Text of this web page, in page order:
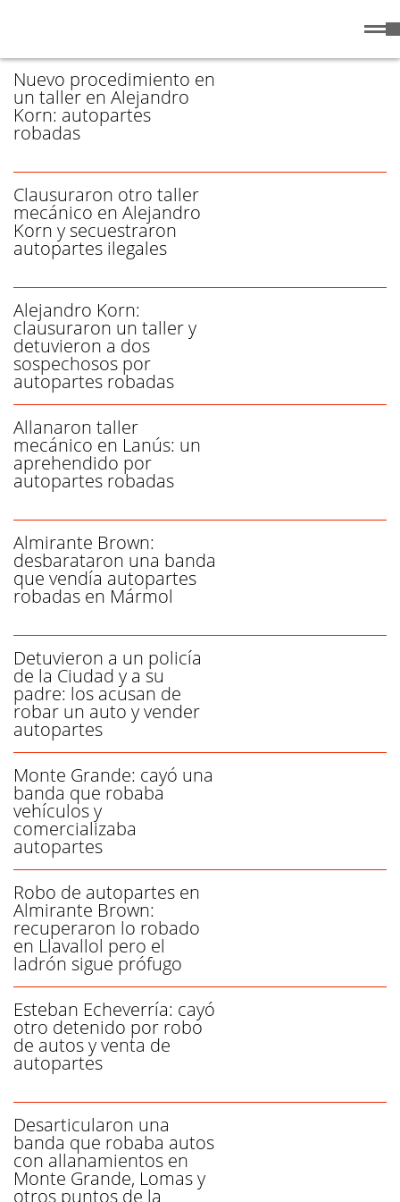
Nuevo procedimiento en
un taller en Alejandro
Korn: autopartes
robadas
Clausuraron otro taller
mecánico en Alejandro
Korn y secuestraron
autopartes ilegales
Alejandro Korn:
clausuraron un taller y
detuvieron a dos
sospechosos por
autopartes robadas
Allanaron taller
mecánico en Lanús: un
aprehendido por
autopartes robadas
Almirante Brown:
desbarataron una banda
que vendía autopartes
robadas en Mármol
Detuvieron a un policía
de la Ciudad y a su
padre: los acusan de
robar un auto y vender
autopartes
Monte Grande: cayó una
banda que robaba
vehículos y
comercializaba
autopartes
Robo de autopartes en
Almirante Brown:
recuperaron lo robado
en Llavallol pero el
ladrón sigue prófugo
Esteban Echeverría: cayó
otro detenido por robo
de autos y venta de
autopartes
Desarticularon una
banda que robaba autos
con allanamientos en
Monte Grande, Lomas y
otros puntos de la